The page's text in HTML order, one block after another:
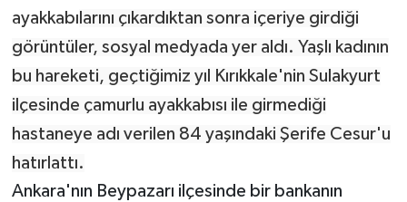
ayakkabı larını çıkardıktan sonra içeriye girdiği
görüntüler, sosyal medyada yer aldı. Yaşlı kadının
bu hareketi, geçtiğimiz yıl Kırıkkale'nin Sulakyurt
ilçesinde çamurlu ayakkabısı ile girmediği
hastaneye adı verilen 84 yaşındaki Şerife Cesur'u
hatırlattı.
Ankara'nın Beypazarı ilçesinde bir bankanın